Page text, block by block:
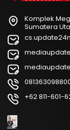
Komplek
Sumatera
+62 811-601-